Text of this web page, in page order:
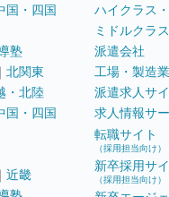
国・四国
塾
｜ 北関東
・北陸
国・四国
｜ 近畿
ハイクラス・
ミドルクラ
派遣会社
工場・製造
派遣求人サ
求人情報サ
転職サイト
（採用担当向け）
新卒採用サ
（採用担当向け）